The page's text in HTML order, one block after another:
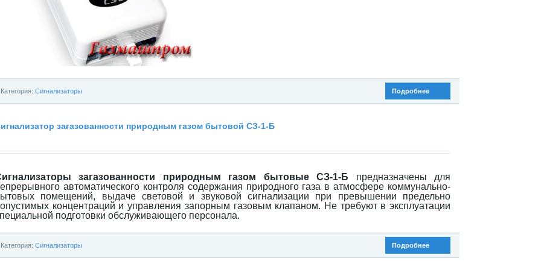
Подробнее
Категория: Сигнализаторы
загазованности природным газом бытовой СЗ-1-Б
загазованности природным газом бытовые СЗ-1-Б предназначены для
автоматического контроля содержания природного газа в атмосфере коммунально-
помещений, выдаче световой и звуковой сигнализации при превышении предельно
концентраций и управления запорным газовым клапаном. Не требуют в эксплуатации
подготовки обслуживающего персонала.
Подробнее
Категория: Сигнализаторы